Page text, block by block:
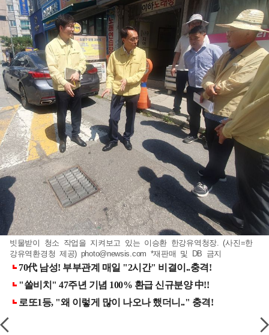
빗물받이 청소 작업을 지켜보고 있는 이승환 한강유역청장. (사진=한
강유역환경청 제공) photo@newsis.com *재판매 및 DB 금지